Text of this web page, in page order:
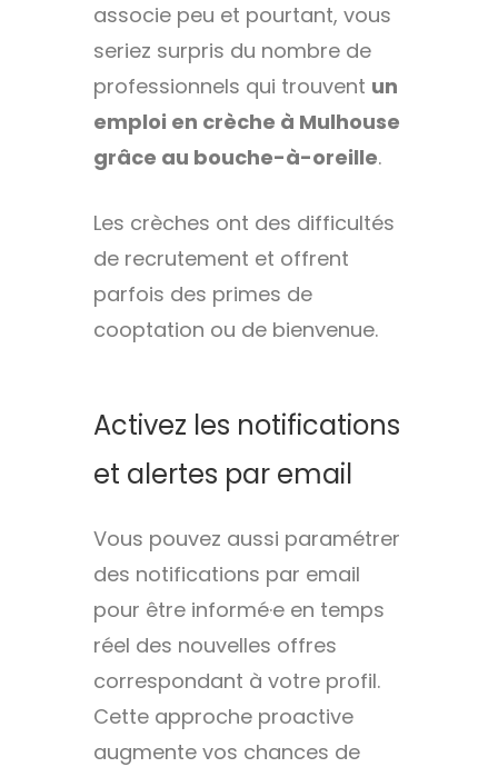
associe peu et pourtant, vous
seriez surpris du nombre de
professionnels qui trouvent un
emploi en crèche à Mulhouse
grâce au bouche-à-oreille.
Les crèches ont des difficultés
de recrutement et offrent
parfois des primes de
cooptation ou de bienvenue.
Activez les notifications
et alertes par email
Vous pouvez aussi paramétrer
des notifications par email
pour être informé·e en temps
réel des nouvelles offres
correspondant à votre profil.
Cette approche proactive
augmente vos chances de